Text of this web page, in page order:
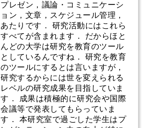
プレゼン，議論・コミュニケーシ
ョン，文章，スケジュール管理，
あたりです． 研究活動にはこれら
すべてが含まれます． だからほと
んどの大学は研究を教育のツール
としているんですね． 研究を教育
のツールにするとは言いますが，
研究するからには世を変えられる
レベルの研究成果を目指していま
す． 成果は積極的に研究会や国際
会議等で発表してもらっていま
す． 本研究室で過ごした学生はプ